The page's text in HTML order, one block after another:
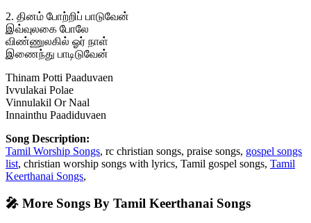
2. தினம் போற்றிப் பாடுவேன்
இவ்வுலகை போலே
விண்ணுலகில் ஓர் நாள்
இணைந்து பாடிடுவேன்
Thinam Potti Paaduvaen
Ivvulakai Polae
Vinnulakil Or Naal
Innainthu Paadiduvaen
Song Description:
Tamil Worship Songs, rc christian songs, praise songs, gospel songs
list, christian worship songs with lyrics, Tamil gospel songs, Tamil
Keerthanai Songs,
🎤 More Songs By Tamil Keerthanai Songs